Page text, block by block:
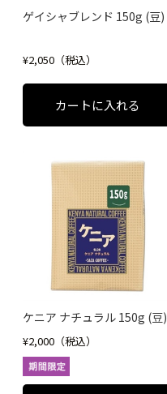
ゲイシャブレンド 150g (豆)
¥2,050（税込）
ケニア ナチュラル 150g (豆)
¥2,000（税込）